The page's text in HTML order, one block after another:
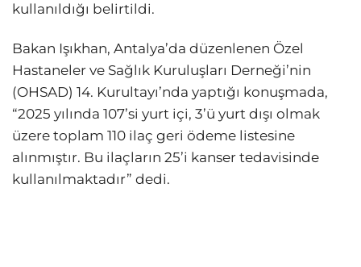
kullanıldığı belirtildi.
Bakan Işıkhan, Antalya’da düzenlenen Özel
Hastaneler ve Sağlık Kuruluşları Derneği’nin
(OHSAD) 14. Kurultayı’nda yaptığı konuşmada,
“2025 yılında 107’si yurt içi, 3’ü yurt dışı olmak
üzere toplam 110 ilaç geri ödeme listesine
alınmıştır. Bu ilaçların 25’i kanser tedavisinde
kullanılmaktadır” dedi.